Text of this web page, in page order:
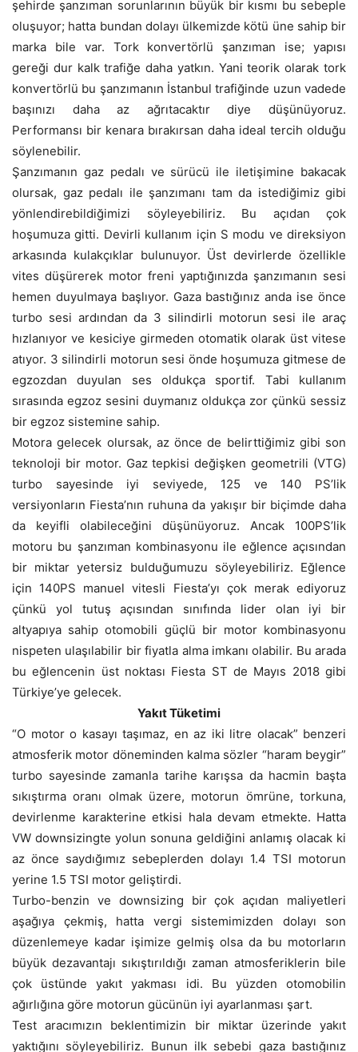
şehirde şanzıman sorunlarının büyük bir kısmı bu sebeple
oluşuyor; hatta bundan dolayı ülkemizde kötü üne sahip bir
marka bile var. Tork konvertörlü şanzıman ise; yapısı
gereği dur kalk trafiğe daha yatkın. Yani teorik olarak tork
konvertörlü bu şanzımanın İstanbul trafiğinde uzun vadede
başınızı daha az ağrıtacaktır diye düşünüyoruz.
Performansı bir kenara bırakırsan daha ideal tercih olduğu
söylenebilir.
Şanzımanın gaz pedalı ve sürücü ile iletişimine bakacak
olursak, gaz pedalı ile şanzımanı tam da istediğimiz gibi
yönlendirebildiğimizi söyleyebiliriz. Bu açıdan çok
hoşumuza gitti. Devirli kullanım için S modu ve direksiyon
arkasında kulakçıklar bulunuyor. Üst devirlerde özellikle
vites düşürerek motor freni yaptığınızda şanzımanın sesi
hemen duyulmaya başlıyor. Gaza bastığınız anda ise önce
turbo sesi ardından da 3 silindirli motorun sesi ile araç
hızlanıyor ve kesiciye girmeden otomatik olarak üst vitese
atıyor. 3 silindirli motorun sesi önde hoşumuza gitmese de
egzozdan duyulan ses oldukça sportif. Tabi kullanım
sırasında egzoz sesini duymanız oldukça zor çünkü sessiz
bir egzoz sistemine sahip.
Motora gelecek olursak, az önce de belirttiğimiz gibi son
teknoloji bir motor. Gaz tepkisi değişken geometrili (VTG)
turbo sayesinde iyi seviyede, 125 ve 140 PS’lik
versiyonların Fiesta’nın ruhuna da yakışır bir biçimde daha
da keyifli olabileceğini düşünüyoruz. Ancak 100PS’lik
motoru bu şanzıman kombinasyonu ile eğlence açısından
bir miktar yetersiz bulduğumuzu söyleyebiliriz. Eğlence
için 140PS manuel vitesli Fiesta’yı çok merak ediyoruz
çünkü yol tutuş açısından sınıfında lider olan iyi bir
altyapıya sahip otomobili güçlü bir motor kombinasyonu
nispeten ulaşılabilir bir fiyatla alma imkanı olabilir. Bu arada
bu eğlencenin üst noktası Fiesta ST de Mayıs 2018 gibi
Türkiye’ye gelecek.
Yakıt Tüketimi
“O motor o kasayı taşımaz, en az iki litre olacak” benzeri
atmosferik motor döneminden kalma sözler “haram beygir”
turbo sayesinde zamanla tarihe karışsa da hacmin başta
sıkıştırma oranı olmak üzere, motorun ömrüne, torkuna,
devirlenme karakterine etkisi hala devam etmekte. Hatta
VW downsizingte yolun sonuna geldiğini anlamış olacak ki
az önce saydığımız sebeplerden dolayı 1.4 TSI motorun
yerine 1.5 TSI motor geliştirdi.
Turbo-benzin ve downsizing bir çok açıdan maliyetleri
aşağıya çekmiş, hatta vergi sistemimizden dolayı son
düzenlemeye kadar işimize gelmiş olsa da bu motorların
büyük dezavantajı sıkıştırıldığı zaman atmosferiklerin bile
çok üstünde yakıt yakması idi. Bu yüzden otomobilin
ağırlığına göre motorun gücünün iyi ayarlanması şart.
Test aracımızın beklentimizin bir miktar üzerinde yakıt
yaktığını söyleyebiliriz. Bunun ilk sebebi gaza bastığınız